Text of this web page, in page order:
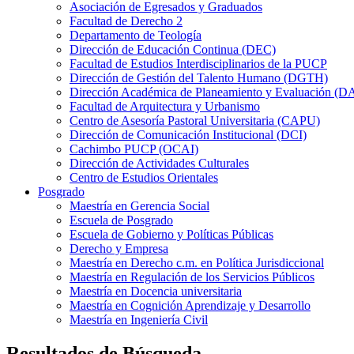
Asociación de Egresados y Graduados
Facultad de Derecho 2
Departamento de Teología
Dirección de Educación Continua (DEC)
Facultad de Estudios Interdisciplinarios de la PUCP
Dirección de Gestión del Talento Humano (DGTH)
Dirección Académica de Planeamiento y Evaluación
Facultad de Arquitectura y Urbanismo
Centro de Asesoría Pastoral Universitaria (CAPU)
Dirección de Comunicación Institucional (DCI)
Cachimbo PUCP (OCAI)
Dirección de Actividades Culturales
Centro de Estudios Orientales
Posgrado
Maestría en Gerencia Social
Escuela de Posgrado
Escuela de Gobierno y Políticas Públicas
Derecho y Empresa
Maestría en Derecho c.m. en Política Jurisdiccional
Maestría en Regulación de los Servicios Públicos
Maestría en Docencia universitaria
Maestría en Cognición Aprendizaje y Desarrollo
Maestría en Ingeniería Civil